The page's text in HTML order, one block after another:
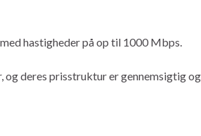
hastigheder på op til 1000 Mbps.
deres prisstruktur er gennemsigtig